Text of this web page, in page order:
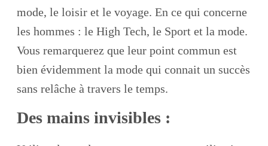
mode, le loisir et le voyage. En ce qui concerne
les hommes : le High Tech, le Sport et la mode.
Vous remarquerez que leur point commun est
bien évidemment la mode qui connait un succès
sans relâche à travers le temps.
Des mains invisibles :